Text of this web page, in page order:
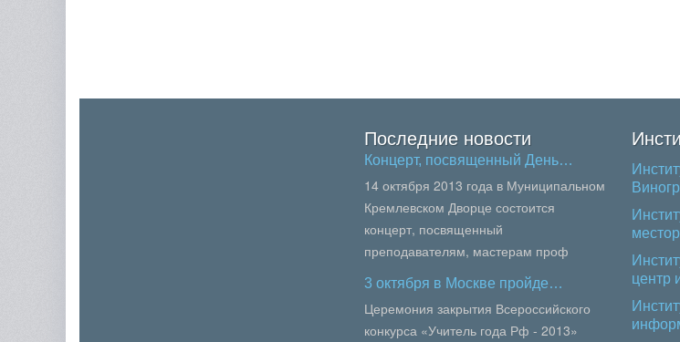
Последние новости
Концерт, посвященный День…
14 октября 2013 года в Муниципальном
Кремлевском Дворце состоится
концерт, посвященный
преподавателям, мастерам проф
образования, педагогам колледжей и
вузов Москвы.В сей...
3 октября в Москве пройде…
Церемония закрытия Всероссийского
конкурса «Учитель года Рф - 2013»
центр